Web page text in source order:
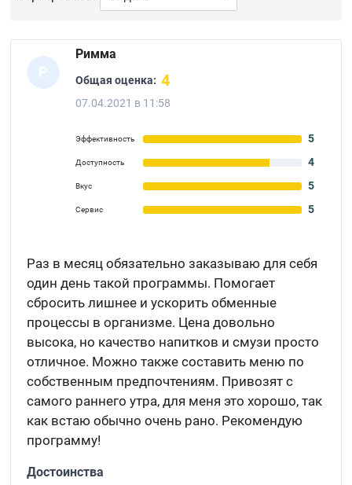
Р
Римма
Общая оценка: 4
07.04.2021 в 11:58
Эффективность 5
Доступность 4
Вкус 5
Сервис 5
Раз в месяц обязательно заказываю для себя
один день такой программы. Помогает
сбросить лишнее и ускорить обменные
процессы в организме. Цена довольно
высока, но качество напитков и смузи просто
отличное. Можно также составить меню по
собственным предпочтениям. Привозят с
самого раннего утра, для меня это хорошо, так
как встаю обычно очень рано. Рекомендую
программу!
Достоинства